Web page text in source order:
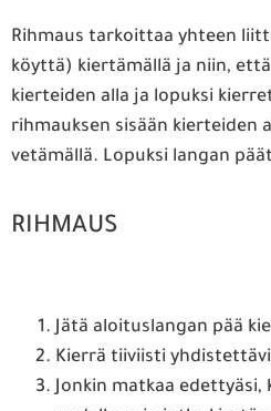
Rihmaus tarkoittaa yhteen
köyttä) kiertämällä ja niin,
kierteiden alla ja lopuksi
rihmauksen sisään kierteiden
vetämällä. Lopuksi langan
RIHMAUS
Jätä aloituslangan pää
Kierrä tiiviisti
Jonkin matkaa edettyäsi,